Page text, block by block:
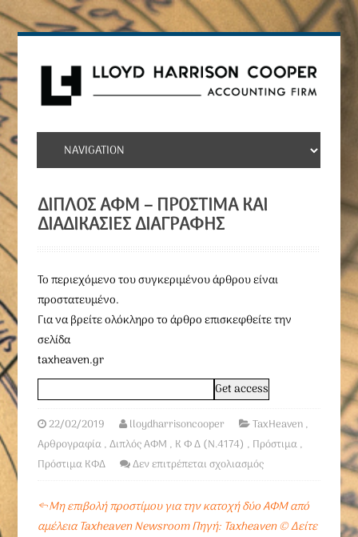
ΔΙΠΛΌΣ ΑΦΜ – ΠΡΌΣΤΙΜΑ ΚΑΙ
ΔΙΑΔΙΚΑΣΊΕΣ ΔΙΑΓΡΑΦΉΣ
To περιεχόμενο του συγκεριμένου άρθρου είναι
προστατευμένο.
Για να βρείτε ολόκληρο το άρθρο επισκεφθείτε την
σελίδα
taxheaven.gr
22/02/2019 lloydharrisoncooper TaxHeaven,
Αρθρογραφία,Διπλός ΑΦΜ , Κ Φ Δ (Ν.4174) , Πρόστιμα,
Πρόστιμα ΚΦΔ
Δεν επιτρέπεται σχολιασμός
←Μη επιβολή προστίμου για την κατοχή δύο ΑΦΜ από
αμέλεια Taxheaven Newsroom Πηγή: Taxheaven © Δείτε